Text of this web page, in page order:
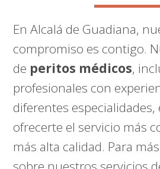
En Alcalá de Guadiana,
compromiso es contigo.
de peritos médicos,
profesionales con
diferentes especialidades,
ofrecerte el servicio más
más alta calidad. Para